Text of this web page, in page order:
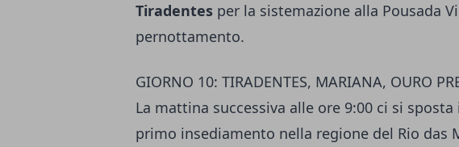
Tiradentes per la sistemazione alla Pousada
pernottamento.
GIORNO 10: TIRADENTES, MARIANA, OURO
La mattina successiva alle ore 9:00 ci si
primo insediamento nella regione del Rio das